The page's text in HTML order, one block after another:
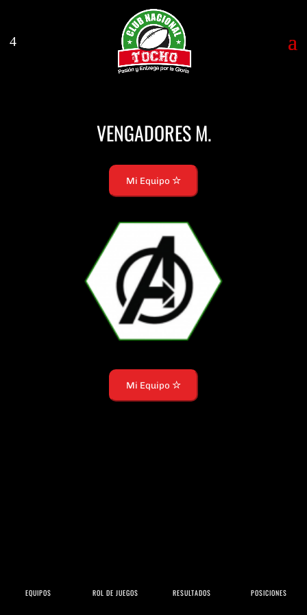
VENGADORES M.
Mi Equipo
Mi Equipo
EQUIPOS ROL DE JUEGOS RESULTADOS POSICIONES